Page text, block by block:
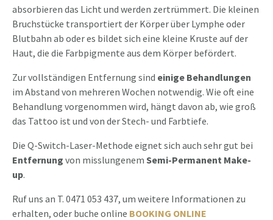
absorbieren das Licht und werden zertrümmert. Die kleinen
Bruchstücke transportiert der Körper über Lymphe oder
Blutbahn ab oder es bildet sich eine kleine Kruste auf der
Haut, die die Farbpigmente aus dem Körper befördert.
Zur vollständigen Entfernung sind einige Behandlungen
im Abstand von mehreren Wochen notwendig. Wie oft eine
Behandlung vorgenommen wird, hängt davon ab, wie groß
das Tattoo ist und von der Stech- und Farbtiefe.
Die Q-Switch-Laser-Methode eignet sich auch sehr gut bei
Entfernung von misslungenem Semi-Permanent Make-
up.
Ruf uns an T. 0471 053 437, um weitere Informationen zu
erhalten, oder buche online BOOKING ONLINE